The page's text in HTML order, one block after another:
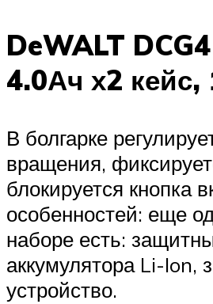
DeWALT
4.0Ач х2
В болгарке
вращения,
блокируется кнопка
особенностей: еще
наборе есть:
аккумулятора Li-Ion,
устройство.